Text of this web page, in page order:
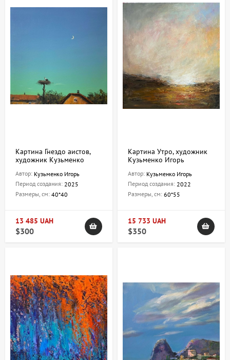
Картина Гнездо аистов,
художник Кузьменко
Автор: Кузьменко Игорь
Период создания: 2025
Размеры, см: 40*40
13 485 UAH
$300
Картина Утро, художник
Кузьменко Игорь
Автор: Кузьменко Игорь
Период создания: 2022
Размеры, см: 60*55
15 733 UAH
$350